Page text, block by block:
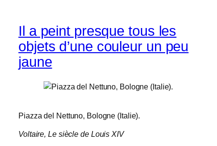
Il a peint presque tous les
objets d’une couleur un peu
jaune
Piazza del Nettuno, Bologne (Italie).
Voltaire,Le siècle de Louis XIV